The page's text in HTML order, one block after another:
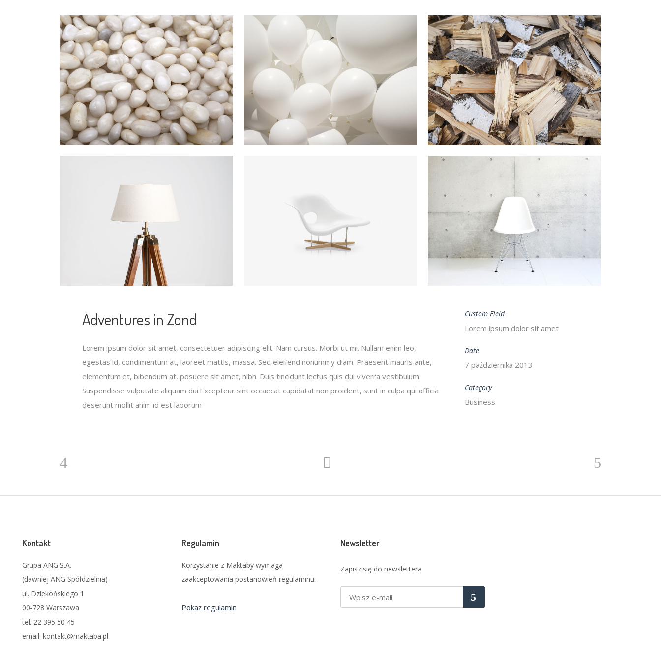
Adventures in Zond
Lorem ipsum dolor sit amet, consectetuer adipiscing elit. Nam cursus. Morbi ut mi. Nullam enim leo,
egestas id, condimentum at, laoreet mattis, massa. Sed eleifend nonummy diam. Praesent mauris ante,
elementum et, bibendum at, posuere sit amet, nibh. Duis tincidunt lectus quis dui viverra vestibulum.
Suspendisse vulputate aliquam dui.Excepteur sint occaecat cupidatat non proident, sunt in culpa qui officia
deserunt mollit anim id est laborum
Custom Field
Lorem ipsum dolor sit amet
Date
7 października 2013
Category
Business
Kontakt
Grupa ANG S.A.
(dawniej ANG Spółdzielnia)
ul. Dziekońskiego 1
00-728 Warszawa
tel. 22 395 50 45
email: kontakt@maktaba.pl
Regulamin
Korzystanie z Maktaby wymaga
zaakceptowania postanowień regulaminu.
Pokaż regulamin
Newsletter
Zapisz się do newslettera